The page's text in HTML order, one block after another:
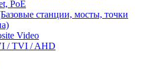
PoE
станции, мосты, точки
Video
/ TVI / AHD